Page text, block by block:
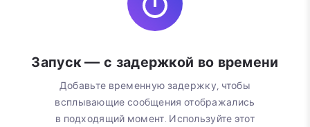
Запуск — с задержкой во времени
Добавьте временную задержку, чтобы
всплывающие сообщения отображались
в подходящий момент. Используйте этот